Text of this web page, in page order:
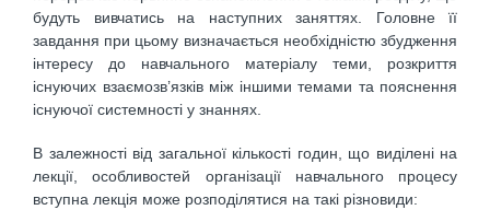
будуть вивчатись на наступних за­няттях. Головне її
завдання при цьому визначається необхідністю збудження
ін­тересу до навчального матеріалу теми, розкриття
існуючих взаємозв’язків між іншими темами та пояснення
існуючої системності у знаннях.
В залежності від загальної кількості годин, що виділені на
лекції, особливостей організації навчального процесу
вступна лекція може розподілятися на такі різновиди: